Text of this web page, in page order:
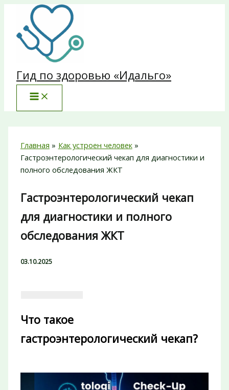
Перейти
содержимому
Гид по здоровью «Идальго»
Главная
Как устроен человек
Гастроэнтерологический чекап для диагностики и
полного обследования ЖКТ
Гастроэнтерологический чекап
для диагностики и полного
обследования ЖКТ
03.10.2025
Что такое
гастроэнтерологический чекап?